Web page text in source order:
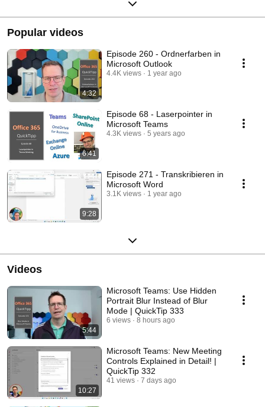
Popular videos
4:32
Episode 260 - Ordnerfarben in
Microsoft Outlook
4.4K views 1 year ago
6:41
Episode 68 - Laserpointer in
Microsoft Teams
4.3K views 5 years ago
9:28
Episode 271 - Transkribieren in
Microsoft Word
3.1K views 1 year ago
Videos
5:44
Microsoft Teams: Use Hidden
Portrait Blur Instead of Blur
Mode | QuickTip 333
6 views 8 hours ago
10:27
Microsoft Teams: New Meeting
Controls Explained in Detail! |
QuickTip 332
41 views 7 days ago